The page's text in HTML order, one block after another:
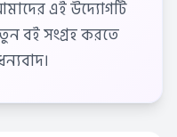
এই উদ্যোগটি
বই সংগ্রহ করতে